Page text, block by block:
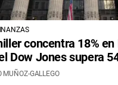
concentra 18%
Dow Jones supera
GALLEGO